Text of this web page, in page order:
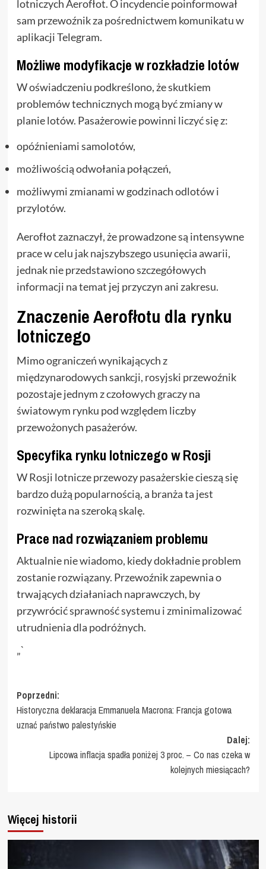
lotniczych Aerofłot. O incydencie poinformował
sam przewoźnik za pośrednictwem komunikatu w
aplikacji Telegram.
Możliwe modyfikacje w rozkładzie lotów
W oświadczeniu podkreślono, że skutkiem
problemów technicznych mogą być zmiany w
planie lotów. Pasażerowie powinni liczyć się z:
opóźnieniami samolotów,
możliwością odwołania połączeń,
możliwymi zmianami w godzinach odlotów i
przylotów.
Aerofłot zaznaczył, że prowadzone są intensywne
prace w celu jak najszybszego usunięcia awarii,
jednak nie przedstawiono szczegółowych
informacji na temat jej przyczyn ani zakresu.
Znaczenie Aerofłotu dla rynku
lotniczego
Mimo ograniczeń wynikających z
międzynarodowych sankcji, rosyjski przewoźnik
pozostaje jednym z czołowych graczy na
światowym rynku pod względem liczby
przewożonych pasażerów.
Specyfika rynku lotniczego w Rosji
W Rosji lotnicze przewozy pasażerskie cieszą się
bardzo dużą popularnością, a branża ta jest
rozwinięta na szeroką skalę.
Prace nad rozwiązaniem problemu
Aktualnie nie wiadomo, kiedy dokładnie problem
zostanie rozwiązany. Przewoźnik zapewnia o
trwających działaniach naprawczych, by
przywrócić sprawność systemu i zminimalizować
utrudnienia dla podróżnych.
„`
Zobacz
wpisy
Poprzedni:
Historyczna deklaracja Emmanuela Macrona: Francja gotowa
uznać państwo palestyńskie
Dalej:
Lipcowa inflacja spadła poniżej 3 proc. – Co nas czeka w
kolejnych miesiącach?
Więcej historii